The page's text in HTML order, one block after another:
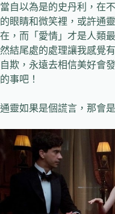
當自以為是的史丹利，在
的眼睛和微笑裡，或許通
在，而「愛情」才是人類
然結尾處的處理讓我感覺
自欺，永遠去相信美好會
的事吧！
通靈如果是個謊言，那會